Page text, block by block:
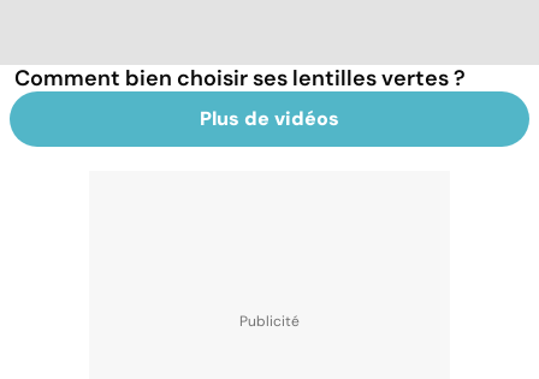
Comment bien choisir ses lentilles vertes ?
Plus de vidéos